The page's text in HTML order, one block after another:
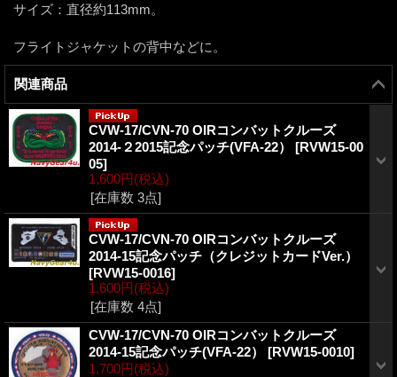
サイズ：直径約113mm。
フライトジャケットの背中などに。
関連商品
CVW-17/CVN-70 OIRコンバットクルーズ
2014-２2015記念パッチ(VFA-22） [RVW15-00
05]
1,600円(税込)
[在庫数 3点]
CVW-17/CVN-70 OIRコンバットクルーズ
2014-15記念パッチ（クレジットカードVer.）
[RVW15-0016]
1,600円(税込)
[在庫数 4点]
CVW-17/CVN-70 OIRコンバットクルーズ
2014-15記念パッチ(VFA-22） [RVW15-0010]
1,700円(税込)